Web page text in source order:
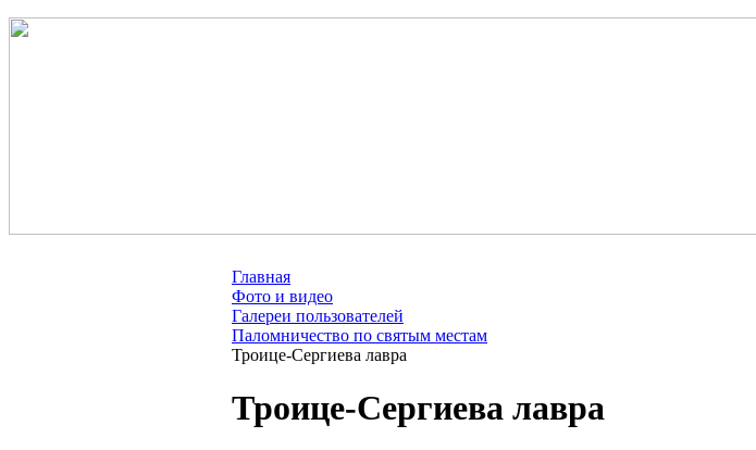
Главная
Фото и видео
Галереи пользователей
Паломничество по святым местам
Троице-Сергиева лавра
Троице-Сергиева лавра